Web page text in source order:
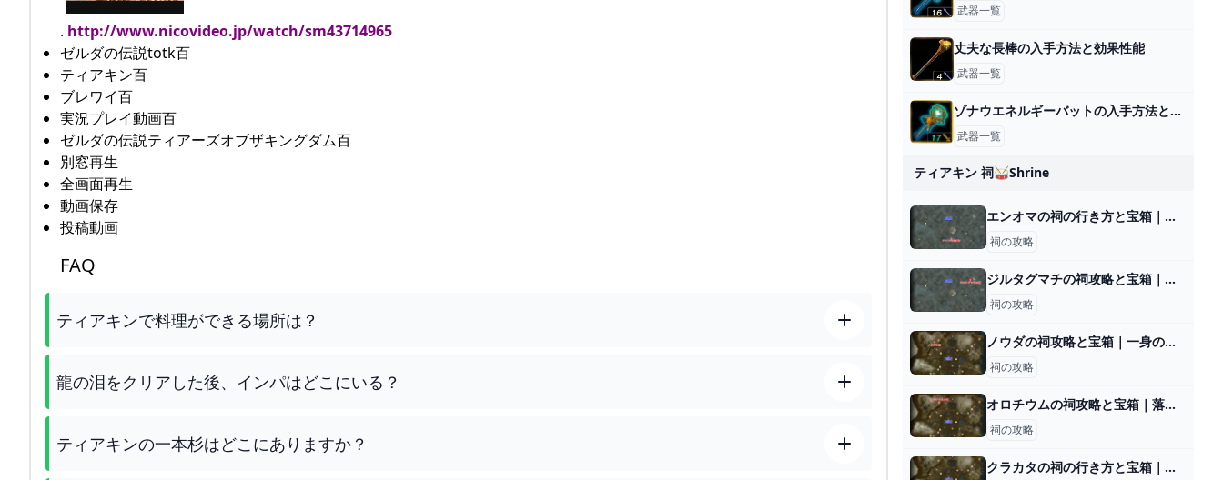
. http://www.nicovideo.jp/watch/sm43714965
ゼルダの伝説totk百
ティアキン百
ブレワイ百
実況プレイ動画百
ゼルダの伝説ティアーズオブザキングダム百
別窓再生
全画面再生
動画保存
投稿動画
FAQ
ティアキンで料理ができる場所は？
龍の泪をクリアした後、インパはどこにいる？
ティアキンの一本杉はどこにありますか？
武器一覧
丈夫な長棒の入手方法と効果性能
武器一覧
ゾナウエネルギーバットの入手方法と効果性能
武器一覧
ティアキン 祠🥁shrine
エンオマの祠の行き方と宝箱｜ラウルの祝福
祠の攻略
ジルタグマチの祠攻略と宝箱｜空を飛ぶもの
祠の攻略
ノウダの祠攻略と宝箱｜一身の戦い 中等
祠の攻略
オロチウムの祠攻略と宝箱｜落ちる勇気
祠の攻略
クラカタの祠の行き方と宝箱｜ラウルの祝福